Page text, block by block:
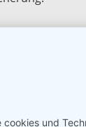
Einsatz
werden